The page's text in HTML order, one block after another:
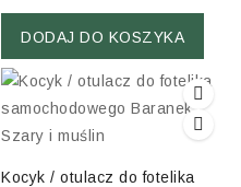
of
DODAJ DO KOSZYKA
Kocyk / otulacz do fotelika